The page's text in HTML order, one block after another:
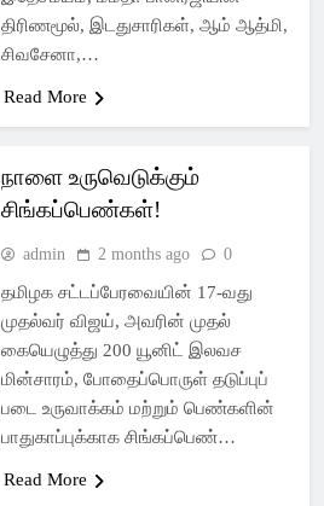
திரிணமூல், இடதுசாரிகள், ஆம் ஆத்மி,
சிவசேனா,…
Read More
நாளை உருவெடுக்கும்
சிங்கப்பெண்கள்!
admin 2 months ago 0
தமிழக சட்டப்பேரவையின் 17-வது
முதல்வர் விஜய், அவரின் முதல்
கையெழுத்து 200 யூனிட் இலவச
மின்சாரம், போதைப்பொருள் தடுப்புப்
படை உருவாக்கம் மற்றும் பெண்களின்
பாதுகாப்புக்காக சிங்கப்பெண்…
Read More